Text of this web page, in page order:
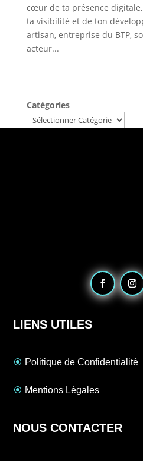
cœur de ta présence
ta visibilité et de ton
artisan, entreprise du BTP,
acteur...
Catégories
LIENS UTILES
Politique de Confidentialité
Mentions Légales
NOUS CONTACTER